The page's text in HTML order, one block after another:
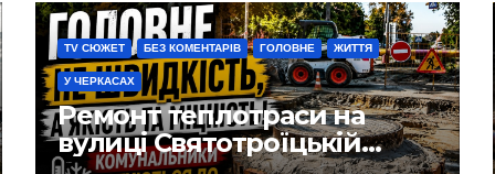
TV СЮЖЕТ БЕЗ КОМЕНТАРІВ ГОЛОВНЕ ЖИТТЯ
У ЧЕРКАСАХ
Ремонт теплотраси на
вулиці Святотроїцькій